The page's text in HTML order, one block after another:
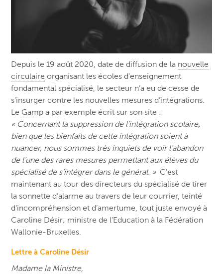
Depuis le 19 août 2020, date de diffusion de la nouvelle
circulaire organisant les écoles d’enseignement
fondamental spécialisé, le secteur n’a eu de cesse de
s’insurger contre les nouvelles mesures d’intégrations.
Le Gamp a par exemple écrit sur son site :
« Concernant la suppression de l’intégration scolaire,
bien que les bienfaits de cette intégration soient à
nuancer, nous sommes très inquiets de voir l’abandon
de l’une des rares mesures permettant aux élèves du
spécialisé de s’intégrer dans le général. » C’est
maintenant au tour des directeurs du spécialisé de tirer
la sonnette d’alarme au travers de leur courrier, teinté
d’incompréhension et d’amertume, tout juste envoyé à
Caroline Désir; ministre de l’Education à la Fédération
Wallonie-Bruxelles.
Lettre à Caroline Désir
Madame la Ministre,